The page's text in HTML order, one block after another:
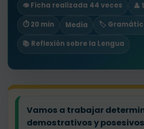
👁️ Ficha realizada 44 veces
👤
⏱ 20 min
Media
🏷️
📚 Reflexión sobre la Lengua
Vamos a trabajar
demostrativos y